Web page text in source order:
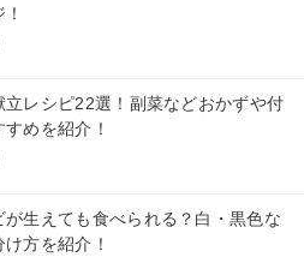
立レシピ22選！副菜などおかずや付
めを紹介！
が生えても食べられる？白・黒色な
方を紹介！